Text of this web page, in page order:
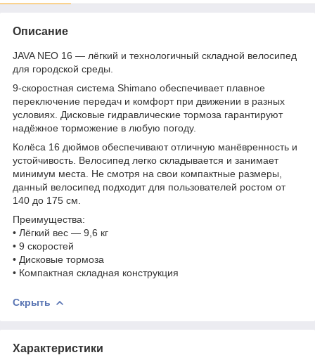
Описание
JAVA NEO 16 — лёгкий и технологичный складной велосипед
для городской среды.
9-скоростная система Shimano обеспечивает плавное
переключение передач и комфорт при движении в разных
условиях. Дисковые гидравлические тормоза гарантируют
надёжное торможение в любую погоду.
Колёса 16 дюймов обеспечивают отличную манёвренность и
устойчивость. Велосипед легко складывается и занимает
минимум места. Не смотря на свои компактные размеры,
данный велосипед подходит для пользователей ростом от
140 до 175 см.
Преимущества:
• Лёгкий вес — 9,6 кг
• 9 скоростей
• Дисковые тормоза
• Компактная складная конструкция
Скрыть
Характеристики